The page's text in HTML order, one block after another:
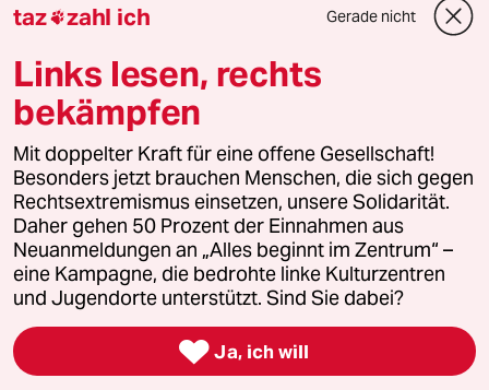
Downloads für Abonnierende
© 2026 taz Verlags und Vertriebs GmbH
Alle Rechte vorbehalten. Bei rechtlichen Fragen oder für Genehmigungen
wenden Sie sich bitte an
lizenzen@taz.de
Feedback Redaktionsstatut Kommune-Richtlinien
Leitlinie Informant Datenschutz Impressum AGB
Seitenwende Einwilligungen widerrufen (Ads)
taz zahl ich Gerade nicht
Links lesen, rechts
bekämpfen
Mit doppelter Kraft für eine offene Gesellschaft!
Besonders jetzt brauchen Menschen, die sich gegen
Rechtsextremismus einsetzen, unsere Solidarität.
Daher gehen 50 Prozent der Einnahmen aus
Neuanmeldungen an „Alles beginnt im Zentrum“ –
eine Kampagne, die bedrohte linke Kulturzentren
und Jugendorte unterstützt. Sind Sie dabei?
 Ja, ich will